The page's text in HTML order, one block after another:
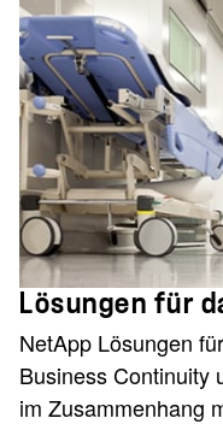
Lösungen für
NetApp Lösungen
Business Continuity
im Zusammenhang